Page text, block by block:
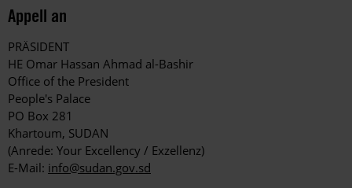
Appell an
PRÄSIDENT
HE Omar Hassan Ahmad al-Bashir
Office of the President
People's Palace
PO Box 281
Khartoum, SUDAN
(Anrede: Your Excellency / Exzellenz)
E-Mail: info@sudan.gov.sd